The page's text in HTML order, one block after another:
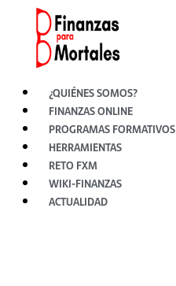
contenido
¿QUIÉNES SOMOS?
FINANZAS ONLINE
PROGRAMAS FORMATIVOS
HERRAMIENTAS
RETO FXM
WIKI-FINANZAS
ACTUALIDAD